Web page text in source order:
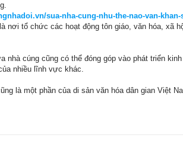
sua-nha-cung-nhu-the-nao-van-
nơi tổ chức các hoạt động tôn giáo, văn hóa, xã
cúng cũng có thể đóng góp vào phát triển
nhiều lĩnh vực khác.
là một phần của di sản văn hóa dân gian Việt